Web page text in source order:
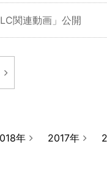
関連動画」公開
年 2017年